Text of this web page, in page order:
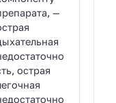
—
острая